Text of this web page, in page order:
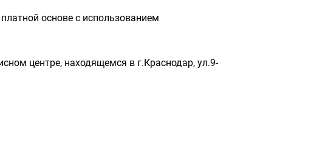
основе с использованием
центре, находящемся в г.Краснодар, ул.9-